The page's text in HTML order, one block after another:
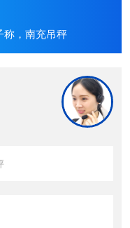
称，南充吊秤